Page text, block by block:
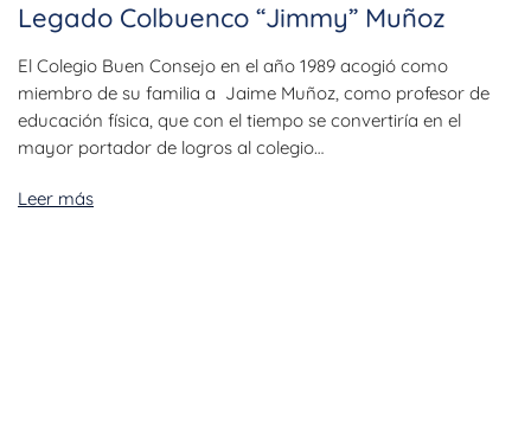
Legado Colbuenco “Jimmy” Muñoz
El Colegio Buen Consejo en el año 1989 acogió como
miembro de su familia a Jaime Muñoz, como profesor de
educación física, que con el tiempo se convertiría en el
mayor portador de logros al colegio…
Leer más